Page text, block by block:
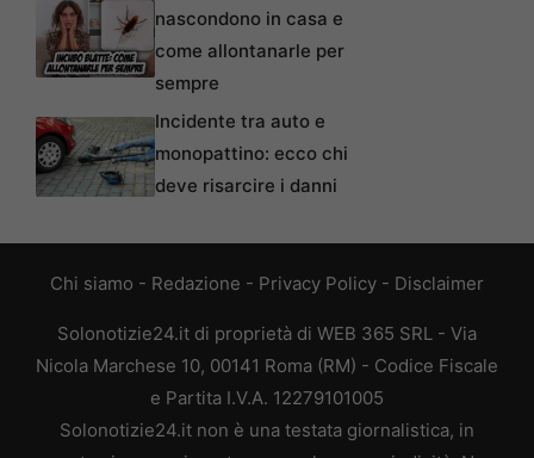
nascondono in casa e
come allontanarle per
sempre
Incidente tra auto e
monopattino: ecco chi
deve risarcire i danni
Chi siamo - Redazione - Privacy Policy - Disclaimer
Solonotizie24.it di proprietà di WEB 365 SRL - Via
Nicola Marchese 10, 00141 Roma (RM) - Codice Fiscale
e Partita I.V.A. 12279101005
Solonotizie24.it non è una testata giornalistica, in